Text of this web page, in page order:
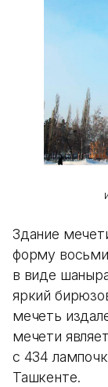
Здание
форму
в виде
яркий
мечеть
мечети
с 434
Ташкенте.